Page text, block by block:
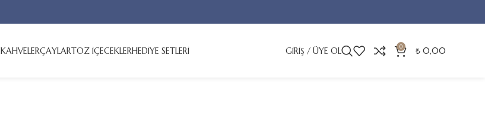
KAHVELERÇAYLARTOZ İÇECEKLERHEDİYE SETLERİ GIRIŞ / ÜYE OL 0 ₺ 0,00